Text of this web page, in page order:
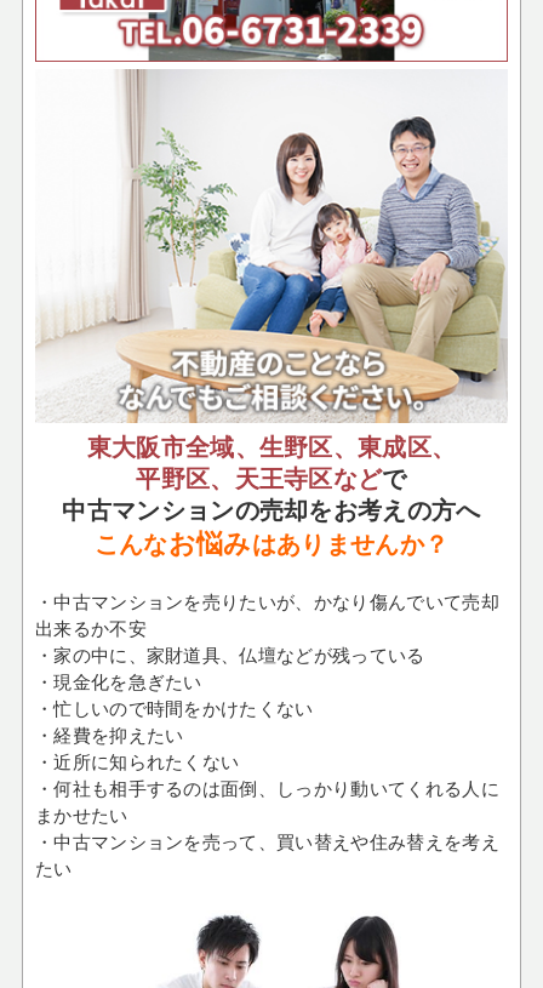
東大阪市全域、生野区、東成区、
平野区、天王寺区などで
中古マンションの売却をお考えの方へ
こんなお悩みはありませんか？
・中古マンションを売りたいが、かなり傷んでいて売却
出来るか不安
・家の中に、家財道具、仏壇などが残っている
・現金化を急ぎたい
・忙しいので時間をかけたくない
・経費を抑えたい
・近所に知られたくない
・何社も相手するのは面倒、しっかり動いてくれる人に
まかせたい
・中古マンションを売って、買い替えや住み替えを考え
たい